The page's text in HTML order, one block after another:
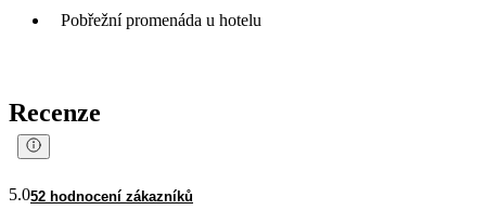
Pobřežní promenáda u hotelu
Recenze
5.052 hodnocení zákazníků